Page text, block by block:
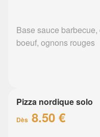
Base sauce
boeuf, ognons rouges
Pizza nordique solo
Dès 8.50 €